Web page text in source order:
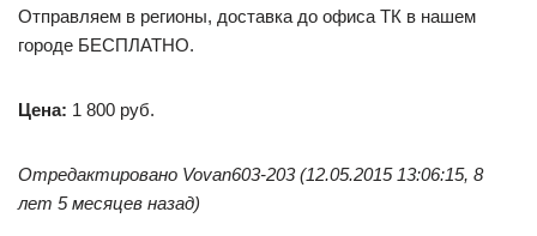
Отправляем в регионы, доставка до офиса ТК в нашем
городе БЕСПЛАТНО.
Цена: 1 800 руб.
Отредактировано Vovan603-203 (12.05.2015 13:06:15, 8
лет 5 месяцев назад)